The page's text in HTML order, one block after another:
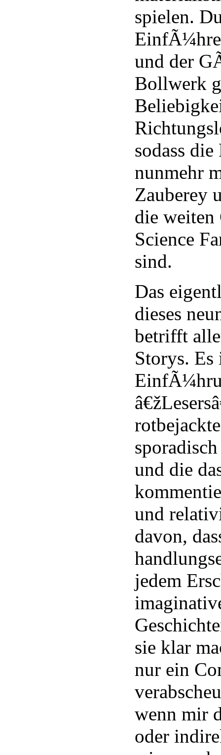
spielen.
und der
Bollwerk
sodass
nunmehr
Zauberey
die weiten
Science
sind.
Das
dieses
betrifft
Storys. Es
und die
und
davon,
jedem
sie klar
nur ein
wenn mir
oder